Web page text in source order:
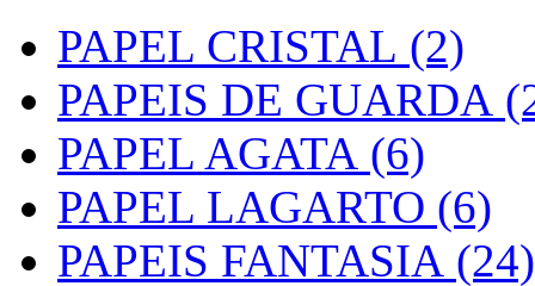
PAPEL CRISTAL (2)
PAPEIS DE GUARDA
PAPEL AGATA (6)
PAPEL LAGARTO (6)
PAPEIS FANTASIA (24)